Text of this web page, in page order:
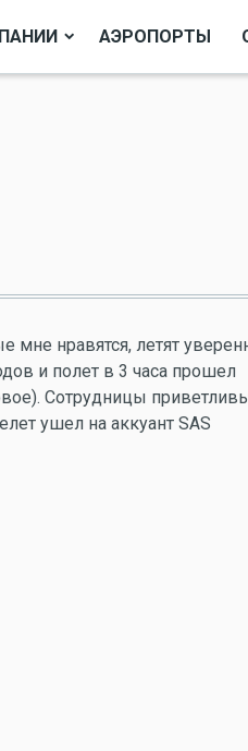
АЭРОПОРТЫ
мне нравятся, летят
и полет в 3 часа прошел
Сотрудницы
ушел на аккуант SAS